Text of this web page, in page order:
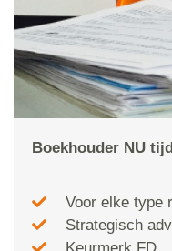
Boekhouder NU
Voor elke type
Strategisch